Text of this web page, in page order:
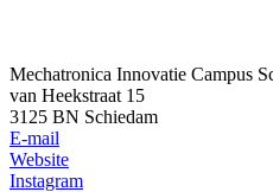
Mechatronica Innovatie Campus
van Heekstraat 15
3125 BN Schiedam
E-mail
Website
Instagram